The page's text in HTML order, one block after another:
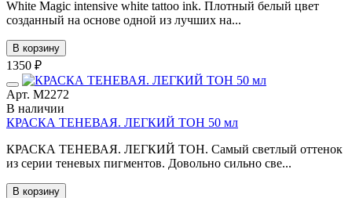
White Magic intensive white tattoo ink. Плотный белый цвет
созданный на основе одной из лучших на...
В корзину
1350 ₽
Арт. М2272
В наличии
КРАСКА ТЕНЕВАЯ. ЛЕГКИЙ ТОН 50 мл
КРАСКА ТЕНЕВАЯ. ЛЕГКИЙ ТОН. Самый светлый оттенок
из серии теневых пигментов. Довольно сильно све...
В корзину